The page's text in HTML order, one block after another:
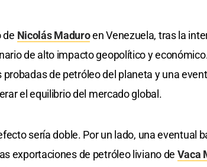
de Nicolás Maduroen Venezuela, tras la
de alto impacto geopolítico y
probadas de petróleo del planeta y una
el equilibrio del mercado global.
sería doble. Por un lado, una eventual
exportaciones de petróleo liviano de Vaca